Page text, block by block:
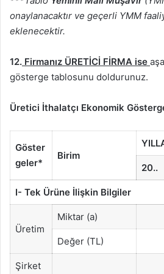
onaylanacaktır ve geçerli YMM
eklenecektir.
12. Firmanız ÜRETİCİ FİRMA ise
gösterge tablosunu doldurunuz.
Üretici İthalatçı Ekonomik
Göster
geler*
Birim
20..
I- Tek Ürüne İlişkin Bilgiler
Üretim
Miktar (a)
Değer (TL)
Şirket